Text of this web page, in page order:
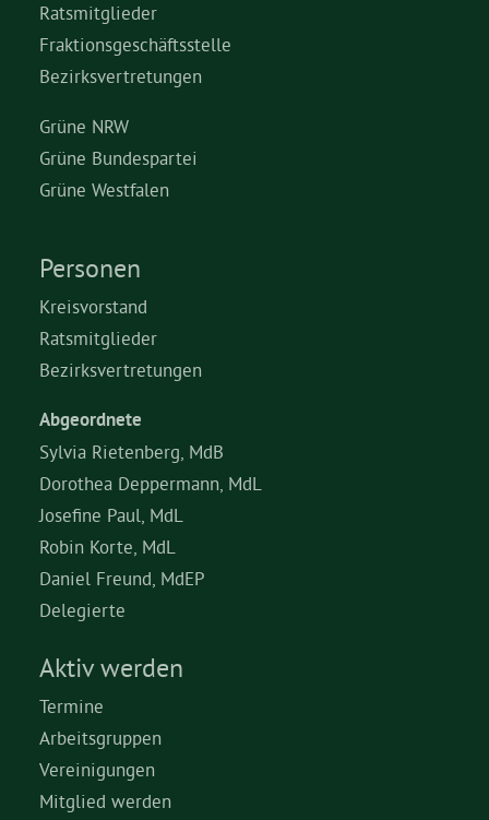
Ratsmitglieder
Fraktionsgeschäftsstelle
Bezirksvertretungen
Grüne NRW
Grüne Bundespartei
Grüne Westfalen
Personen
Kreisvorstand
Ratsmitglieder
Bezirksvertretungen
Abgeordnete
Sylvia Rietenberg, MdB
Dorothea Deppermann, MdL
Josefine Paul, MdL
Robin Korte, MdL
Daniel Freund, MdEP
Delegierte
Aktiv werden
Termine
Arbeitsgruppen
Vereinigungen
Mitglied werden